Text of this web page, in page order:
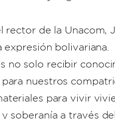
rector de la Unacom,
bolivariana.
no solo recibir
nuestros
para vivir
soberanía a través